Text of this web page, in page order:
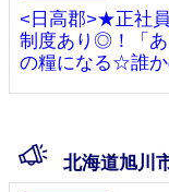
<日高郡>★正社
制度あり◎！「あ
の糧になる☆誰
北海道旭川